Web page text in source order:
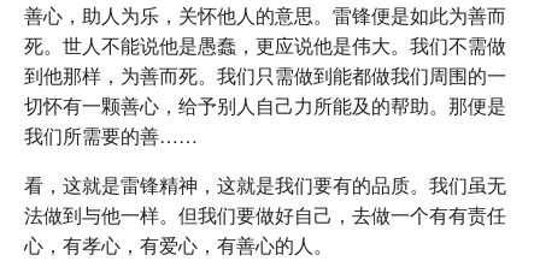
善心，助人为乐，关怀他人的意思。雷锋便是如此为善而
死。世人不能说他是愚蠢，更应说他是伟大。我们不需做
到他那样，为善而死。我们只需做到能都做我们周围的一
切怀有一颗善心，给予别人自己力所能及的帮助。那便是
我们所需要的善……
看，这就是雷锋精神，这就是我们要有的品质。我们虽无
法做到与他一样。但我们要做好自己，去做一个有有责任
心，有孝心，有爱心，有善心的人。